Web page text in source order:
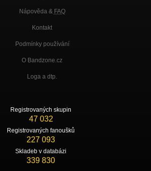
Nápověda & FAQ
Kontakt
Podmínky používání
O Bandzone.cz
Loga a dtp.
Registrovaných skupin
47 032
Registrovaných fanoušků
227 093
Skladeb v databázi
339 830